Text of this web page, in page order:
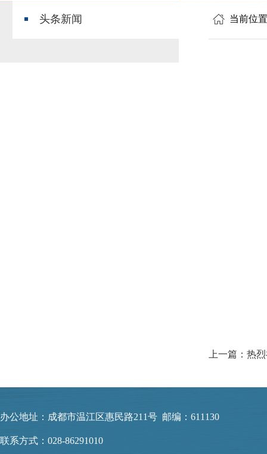
头条新闻 当前位
上一篇：热
办公地址：成都市温江区惠民路211号 邮编：611130
联系方式：028-86291010